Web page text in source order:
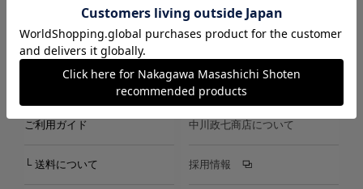
LINE Instagram X Facebook メールマガジン
ご利用ガイド
└ 送料について
中川政七商店について
採用情報